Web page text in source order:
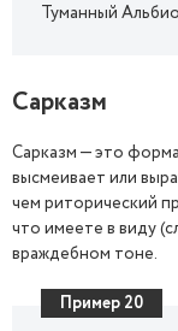
Туманный
Сарказм
Сарказм — это
высмеивает или
чем риторический
что имеете в виду
враждебном тоне.
Пример 20